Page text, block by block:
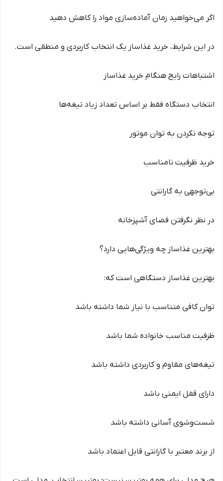
اگر می‌خواهید زمان آماده‌سازی مواد را کاهش دهید
در این شرایط، خرید غذاساز یک انتخاب کاربردی و منطقی است.
اشتباهات رایج هنگام خرید غذاساز
انتخاب دستگاه فقط بر اساس تعداد زیاد تیغه‌ها
توجه نکردن به توان موتور
خرید ظرفیت نامناسب
بی‌توجهی به گارانتی
در نظر نگرفتن فضای آشپزخانه
بهترین غذاساز چه ویژگی‌هایی دارد؟
بهترین غذاساز دستگاهی است که:
توان کافی متناسب با نیاز شما داشته باشد
ظرفیت مناسب خانواده شما باشد
تیغه‌های مقاوم و کاربردی داشته باشد
دارای قفل ایمنی باشد
شست‌وشوی آسانی داشته باشد
از برند معتبر با گارانتی قابل اعتماد باشد